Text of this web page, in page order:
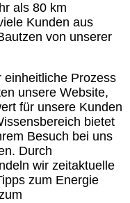
als 80 km
Kunden aus
von unserer
einheitliche Prozess
unsere Website,
für unsere Kunden
bietet
Besuch bei uns
Durch
wir zeitaktuelle
zum Energie